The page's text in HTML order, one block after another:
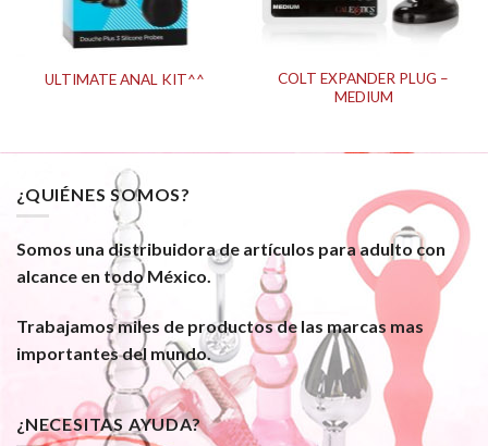
ULTIMATE ANAL KIT^^
COLT EXPANDER PLUG –
MEDIUM
¿QUIÉNES SOMOS?
Somos una distribuidora de artículos para adulto con
alcance en todo México.
Trabajamos miles de productos de las marcas mas
importantes del mundo.
¿NECESITAS AYUDA?